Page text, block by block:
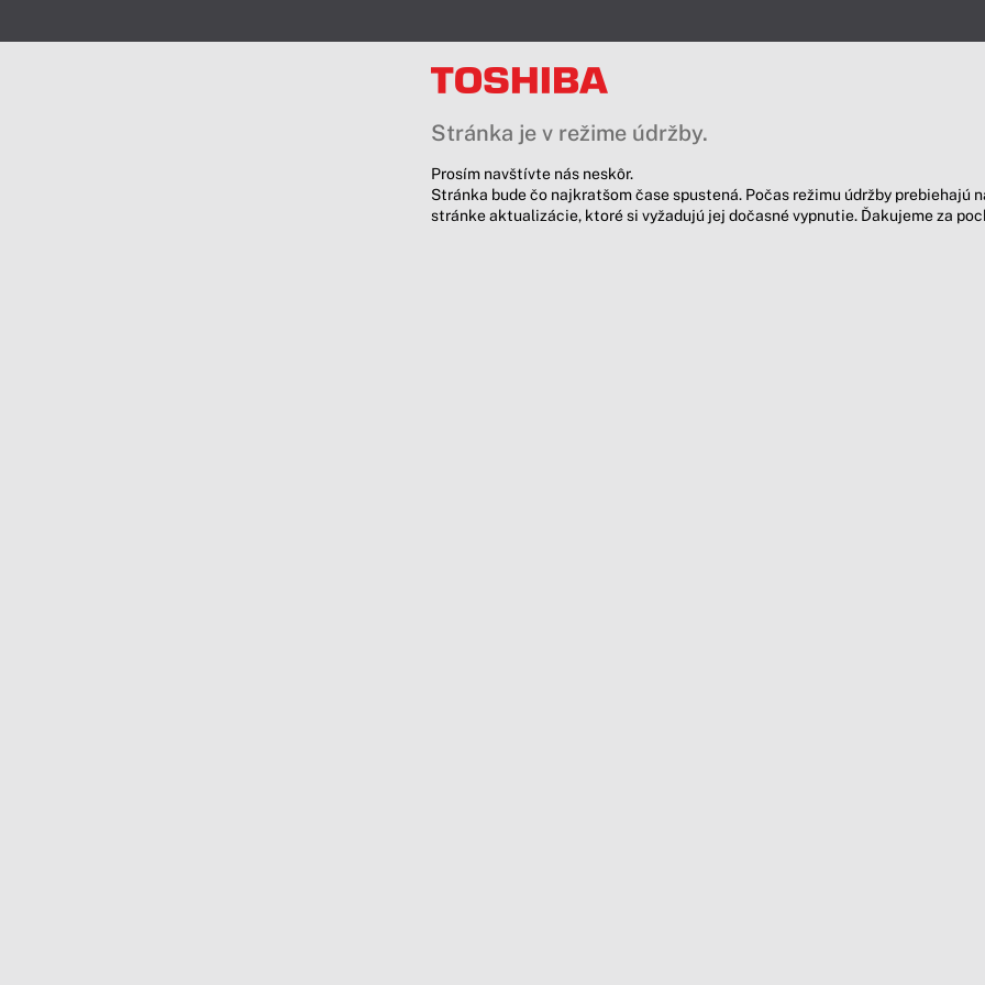
Stránka je v režime údržby.
Prosím navštívte nás neskôr.
Stránka bude čo najkratšom čase spustená. Počas režimu údržby prebiehajú
stránke aktualizácie, ktoré si vyžadujú jej dočasné vypnutie. Ďakujeme za